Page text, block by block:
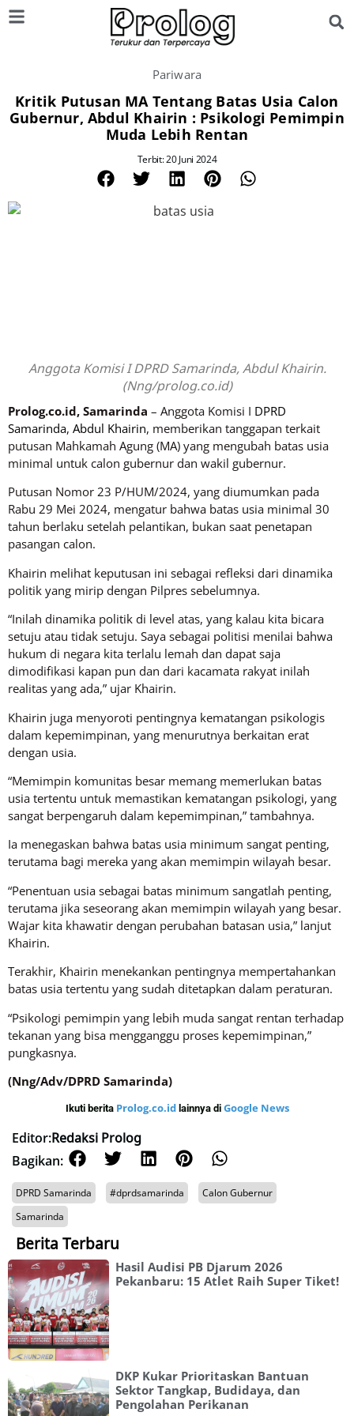
Pariwara
Kritik Putusan MA Tentang Batas Usia Calon
Gubernur, Abdul Khairin : Psikologi Pemimpin
Muda Lebih Rentan
Terbit: 20 Juni 2024
Anggota Komisi I DPRD Samarinda, Abdul Khairin.
(Nng/prolog.co.id)
Prolog.co.id, Samarinda – Anggota Komisi I DPRD
Samarinda, Abdul Khairin, memberikan tanggapan terkait
putusan Mahkamah Agung (MA) yang mengubah batas usia
minimal untuk calon gubernur dan wakil gubernur.
Putusan Nomor 23 P/HUM/2024, yang diumumkan pada
Rabu 29 Mei 2024, mengatur bahwa batas usia minimal 30
tahun berlaku setelah pelantikan, bukan saat penetapan
pasangan calon.
Khairin melihat keputusan ini sebagai refleksi dari dinamika
politik yang mirip dengan Pilpres sebelumnya.
“Inilah dinamika politik di level atas, yang kalau kita bicara
setuju atau tidak setuju. Saya sebagai politisi menilai bahwa
hukum di negara kita terlalu lemah dan dapat saja
dimodifikasi kapan pun dan dari kacamata rakyat inilah
realitas yang ada,” ujar Khairin.
Khairin juga menyoroti pentingnya kematangan psikologis
dalam kepemimpinan, yang menurutnya berkaitan erat
dengan usia.
“Memimpin komunitas besar memang memerlukan batas
usia tertentu untuk memastikan kematangan psikologi, yang
sangat berpengaruh dalam kepemimpinan,” tambahnya.
Ia menegaskan bahwa batas usia minimum sangat penting,
terutama bagi mereka yang akan memimpin wilayah besar.
“Penentuan usia sebagai batas minimum sangatlah penting,
terutama jika seseorang akan memimpin wilayah yang besar.
Wajar kita khawatir dengan perubahan batasan usia,” lanjut
Khairin.
Terakhir, Khairin menekankan pentingnya mempertahankan
batas usia tertentu yang sudah ditetapkan dalam peraturan.
“Psikologi pemimpin yang lebih muda sangat rentan terhadap
tekanan yang bisa mengganggu proses kepemimpinan,”
pungkasnya.
(Nng/Adv/DPRD Samarinda)
Ikuti berita Prolog.co.id lainnya di Google News
Editor:Redaksi Prolog
Bagikan:
DPRD Samarinda #dprdsamarinda
Calon Gubernur
Samarinda
Berita Terbaru
Hasil Audisi PB Djarum 2026
Pekanbaru: 15 Atlet Raih Super Tiket!
DKP Kukar Prioritaskan Bantuan
Sektor Tangkap, Budidaya, dan
Pengolahan Perikanan